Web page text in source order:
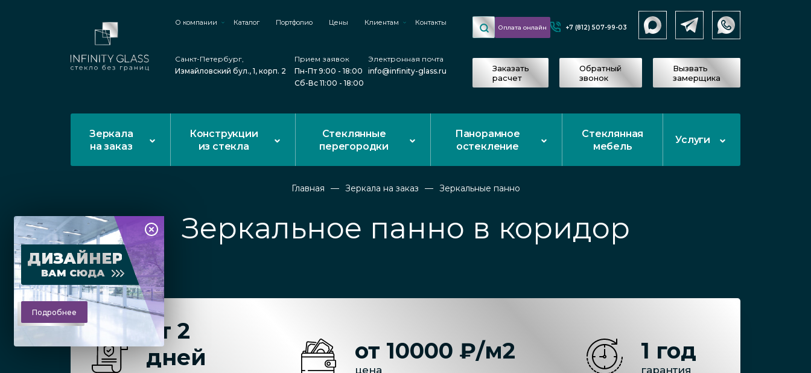
О компании Каталог Портфолио Цены Клиентам Контакты
Санкт-Петербург,
Измайловский бул., 1, корп. 2
Прием заявок
Пн-Пт 9:00 - 18:00
Сб-Вс 11:00 - 18:00
Электронная почта
info@infinity-glass.ru
Оплата онлайн +7 (812) 507-99-03
Заказать
расчет
Обратный
звонок
Вызвать
замерщика
Зеркала
на заказ
Конструкции
из стекла
Стеклянные
перегородки
Панорамное
остекление
Стеклянная
мебель
Услуги
Главная Зеркала на заказ Зеркальные панно
Зеркальное панно в коридор
ДИЗАЙНЕР
ВАМ СЮДА
Подробнее
от 2
дней
от 10000 ₽/м2
цена
1 год
гарантия